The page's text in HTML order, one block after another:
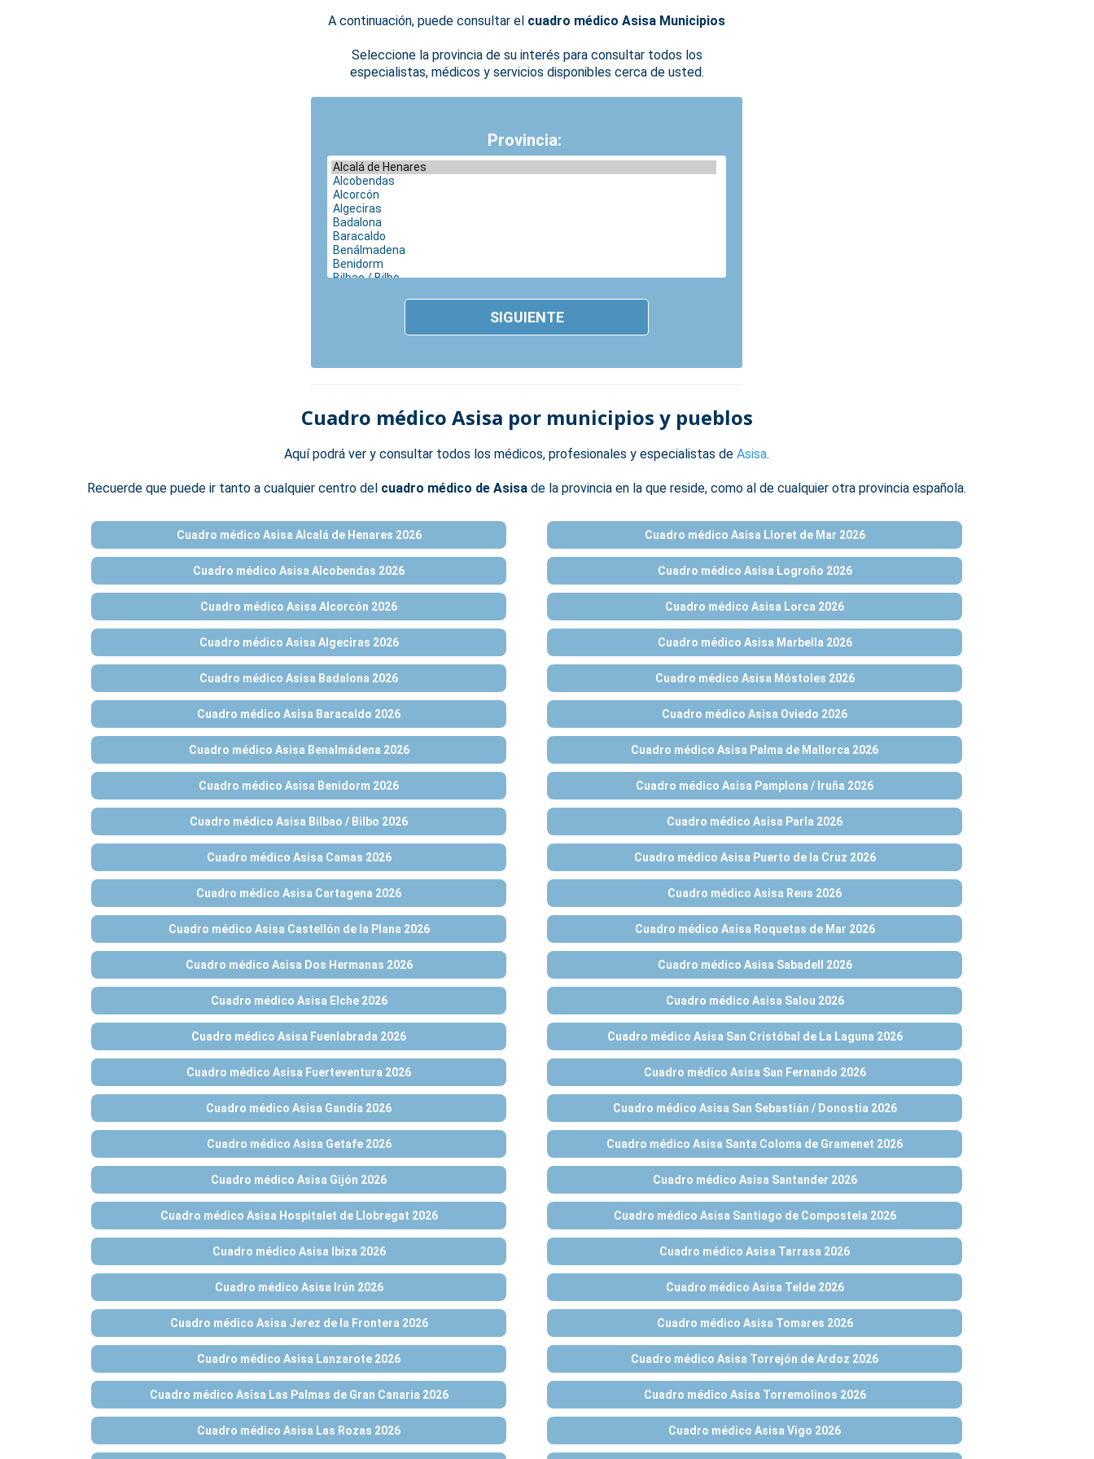
A continuación, puede consultar el cuadro médico Asisa Municipios
Seleccione la provincia de su interés para consultar todos los
especialistas, médicos y servicios disponibles cerca de usted.
Provincia:
SIGUIENTE
Cuadro médico Asisa por municipios y pueblos
Aquí podrá ver y consultar todos los médicos, profesionales y especialistas de Asisa.
Recuerde que puede ir tanto a cualquier centro del cuadro médico de Asisa de la provincia en la que reside, como al de cualquier otra provincia española.
Cuadro médico Asisa Alcalá de Henares 2026
Cuadro médico Asisa Alcobendas 2026
Cuadro médico Asisa Alcorcón 2026
Cuadro médico Asisa Algeciras 2026
Cuadro médico Asisa Badalona 2026
Cuadro médico Asisa Baracaldo 2026
Cuadro médico Asisa Benalmádena 2026
Cuadro médico Asisa Benidorm 2026
Cuadro médico Asisa Bilbao / Bilbo 2026
Cuadro médico Asisa Camas 2026
Cuadro médico Asisa Cartagena 2026
Cuadro médico Asisa Castellón de la Plana 2026
Cuadro médico Asisa Dos Hermanas 2026
Cuadro médico Asisa Elche 2026
Cuadro médico Asisa Fuenlabrada 2026
Cuadro médico Asisa Fuerteventura 2026
Cuadro médico Asisa Gandía 2026
Cuadro médico Asisa Getafe 2026
Cuadro médico Asisa Gijón 2026
Cuadro médico Asisa Hospitalet de Llobregat 2026
Cuadro médico Asisa Ibiza 2026
Cuadro médico Asisa Irún 2026
Cuadro médico Asisa Jerez de la Frontera 2026
Cuadro médico Asisa Lanzarote 2026
Cuadro médico Asisa Las Palmas de Gran Canaria 2026
Cuadro médico Asisa Las Rozas 2026
Cuadro médico Asisa Lloret de Mar 2026
Cuadro médico Asisa Logroño 2026
Cuadro médico Asisa Lorca 2026
Cuadro médico Asisa Marbella 2026
Cuadro médico Asisa Móstoles 2026
Cuadro médico Asisa Oviedo 2026
Cuadro médico Asisa Palma de Mallorca 2026
Cuadro médico Asisa Pamplona / Iruña 2026
Cuadro médico Asisa Parla 2026
Cuadro médico Asisa Puerto de la Cruz 2026
Cuadro médico Asisa Reus 2026
Cuadro médico Asisa Roquetas de Mar 2026
Cuadro médico Asisa Sabadell 2026
Cuadro médico Asisa Salou 2026
Cuadro médico Asisa San Cristóbal de La Laguna 2026
Cuadro médico Asisa San Fernando 2026
Cuadro médico Asisa San Sebastián / Donostia 2026
Cuadro médico Asisa Santa Coloma de Gramenet 2026
Cuadro médico Asisa Santander 2026
Cuadro médico Asisa Santiago de Compostela 2026
Cuadro médico Asisa Tarrasa 2026
Cuadro médico Asisa Telde 2026
Cuadro médico Asisa Tomares 2026
Cuadro médico Asisa Torrejón de Ardoz 2026
Cuadro médico Asisa Torremolinos 2026
Cuadro médico Asisa Vigo 2026